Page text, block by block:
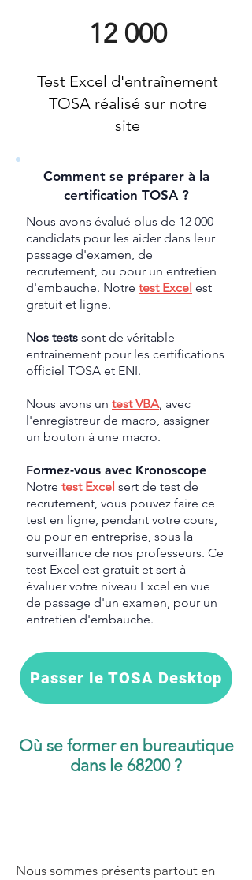
12 000
Test Excel d'entraînement
TOSA réalisé sur notre
site
Comment se préparer à la
certification TOSA ?
Nous avons évalué plus de 12 000
candidats pour les aider dans leur
passage d'examen, de
recrutement, ou pour un entretien
d'embauche. Notre test Excel est
gratuit et ligne.
Nos tests sont de véritable
entrainement pour les certifications
officiel TOSA et ENI.
Nous avons un test VBA, avec
l'enregistreur de macro, assigner
un bouton à une macro.
Formez-vous avec Kronoscope
Notre test Excel sert de test de
recrutement, vous pouvez faire ce
test en ligne, pendant votre cours,
ou pour en entreprise, sous la
surveillance de nos professeurs. Ce
test Excel est gratuit et sert à
évaluer votre niveau Excel en vue
de passage d'un examen, pour un
entretien d'embauche.
Passer le TOSA Desktop
Où se former en bureautique
dans le 68200 ?
Nous sommes présents partout en